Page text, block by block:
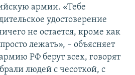
армии. «Тебе
удостоверение
не остается, кроме как
лежать», – объясняет
РФ берут всех, говорят
людей с чесоткой, с